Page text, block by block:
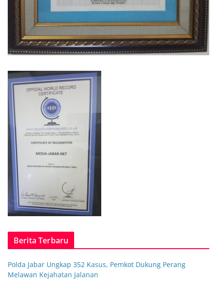
Berita Terbaru
Polda Jabar Ungkap 352 Kasus, Pemkot Dukung Perang
Melawan Kejahatan Jalanan